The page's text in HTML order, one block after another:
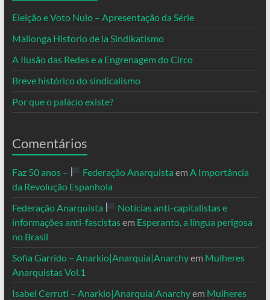
Eleição e Voto Nulo – Apresentação da Série
Mallonga Historio de la Sindikatismo
A Ilusão das Redes e a Engrenagem do Circo
Breve histórico do sindicalismo
Por que o palácio existe?
Comentários
Faz 50 anos – Federação Anarquista em A Importância
da Revolução Espanhola
Federação Anarquista
Notícias anti-capitalistas e
informações anti-fascistasem Esperanto, a língua perigosa
no Brasil
Sofia Garrido – Anarkio|Anarquia|Anarchyem Mulheres
Anarquistas Vol.1
Isabel Cerruti – Anarkio|Anarquia|Anarchyem Mulheres